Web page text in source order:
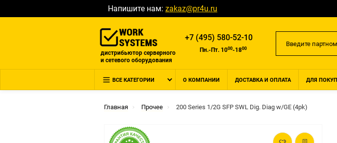
Напишите нам: zakaz@pr4u.ru
дистрибьютор серверного
и сетевого оборудования
+7 (495) 580-52-10
Пн.-Пт. 1000-1800
ВСЕ КАТЕГОРИИ О КОМПАНИИ ДОСТАВКА И ОПЛАТА ДЛЯ
Главная Прочее 200 Series 1/2G SFP SWL Dig. Diag w/GE (4pk)